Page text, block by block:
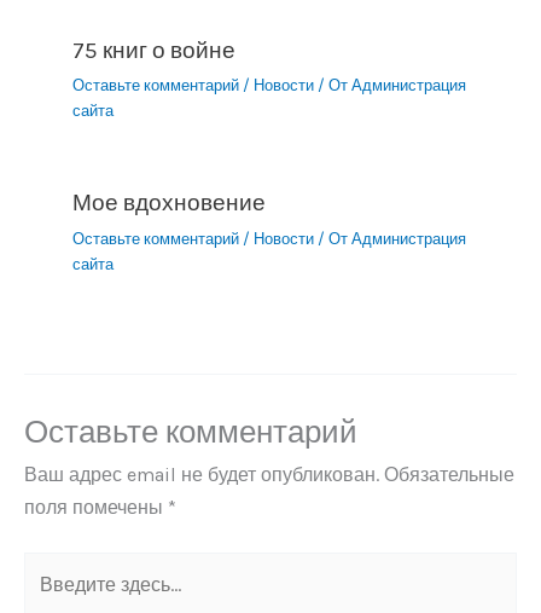
75 книг о войне
Оставьте комментарий / Новости / От Администрация
сайта
Мое вдохновение
Оставьте комментарий / Новости / От Администрация
сайта
Оставьте комментарий
Ваш адрес email не будет опубликован. Обязательные
поля помечены *
здесь...